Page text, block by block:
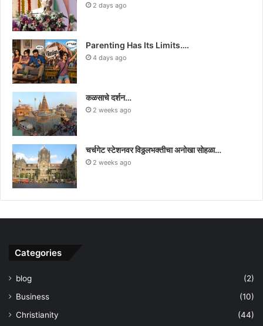
2 days ago
Parenting Has Its Limits….
4 days ago
कळसाचे दर्शन…
2 weeks ago
चर्चगेट स्टेशनवर विठ्ठलभक्तीचा अनोखा सोहळा…
2 weeks ago
Categories
blog
(2)
Business
(10)
Christianity
(44)